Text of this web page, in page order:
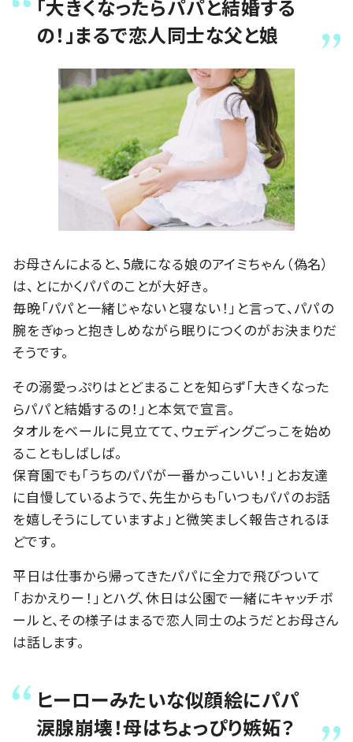
「大きくなったらパパと結婚する
の！」まるで恋人同士な父と娘
お母さんによると、5歳になる娘のアイミちゃん（偽名）
は、とにかくパパのことが大好き。
毎晩「パパと一緒じゃないと寝ない！」と言って、パパの
腕をぎゅっと抱きしめながら眠りにつくのがお決まりだ
そうです。
その溺愛っぷりはとどまることを知らず「大きくなった
らパパと結婚するの！」と本気で宣言。
タオルをベールに見立てて、ウェディングごっこを始め
ることもしばしば。
保育園でも「うちのパパが一番かっこいい！」とお友達
に自慢しているようで、先生からも「いつもパパのお話
を嬉しそうにしていますよ」と微笑ましく報告されるほ
どです。
平日は仕事から帰ってきたパパに全力で飛びついて
「おかえりー！」とハグ、休日は公園で一緒にキャッチボ
ールと、その様子はまるで恋人同士のようだとお母さん
は話します。
ヒーローみたいな似顔絵にパパ
涙腺崩壊！母はちょっぴり嫉妬？